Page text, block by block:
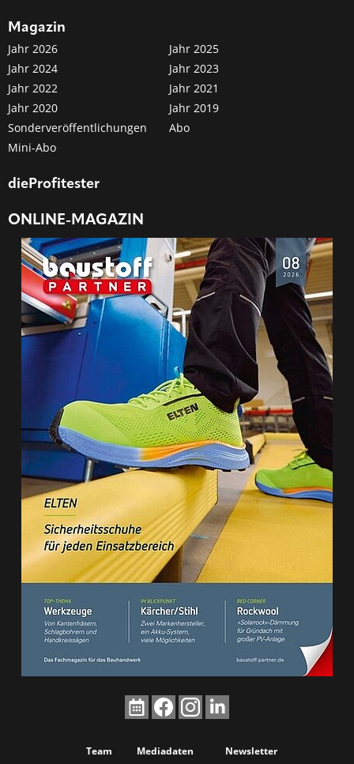
Magazin
Jahr 2026
Jahr 2025
Jahr 2024
Jahr 2023
Jahr 2022
Jahr 2021
Jahr 2020
Jahr 2019
Sonderveröffentlichungen
Abo
Mini-Abo
dieProfitester
ONLINE-MAGAZIN
Team Mediadaten Newsletter